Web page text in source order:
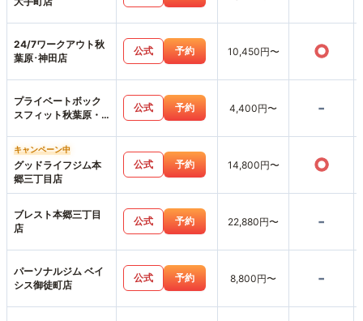
24/7ワークアウト秋
葉原･神田店
公式 予約 10,450円〜 ○
プライベートボック
スフィット秋葉原・
公式 予約 4,400円〜 -
キャンペーン中
グッドライフジム本
郷三丁目店
公式 予約 14,800円〜 ○
ブレスト本郷三丁目
店
公式 予約 22,880円〜 -
パーソナルジム ベイ
シス御徒町店
公式 予約 8,800円〜 -